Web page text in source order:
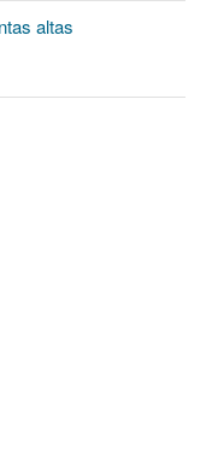
altas